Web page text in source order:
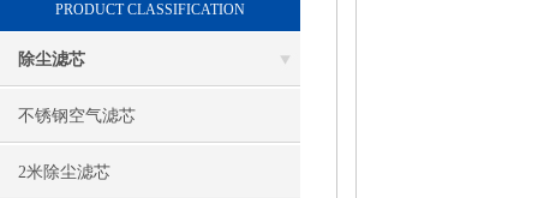
PRODUCT CLASSIFICATION
除尘滤芯
不锈钢空气滤芯
2米除尘滤芯